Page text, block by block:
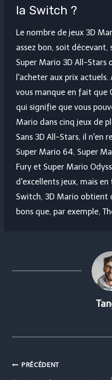
la Switch ?
Le nombre de jeux 3D
assez bon, soit décevant,
Super Mario 3D All-Stars
l'acheter aux prix actuels.
vous manque en fait que
qui signifie que vous
Mario dans cinq jeux de
Sans 3D All-Stars, il n'en
Super Mario 64, Super
Fury et Super Mario
d'excellents jeux, mais
Switch, 3D Mario obtient
bons que, par exemple,
Navigation
PRÉCÉDENT